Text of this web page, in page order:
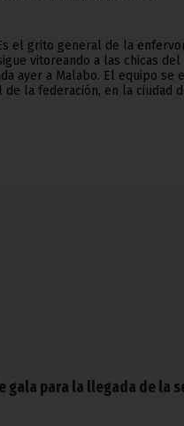
el grito general de la
vitoreando a las chicas del
ayer a Malabo. El equipo se
la federación, en la ciudad
gala para la llegada de la